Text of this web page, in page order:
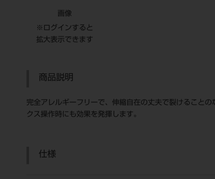
画像
※ログインすると
拡大表示できます
商品説明
完全アレルギーフリーで、伸縮自在の丈夫で裂けること
クス操作時にも効果を発揮します。
仕様